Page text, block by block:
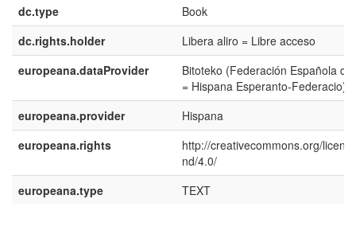
dc.type
Book
dc.rights.holder
Libera aliro = Libre acceso
europeana.dataProvider
Bitoteko (Federación Española
= Hispana Esperanto-Federacio)
europeana.provider
Hispana
europeana.rights
http://creativecommons.org/
nd/4.0/
europeana.type
TEXT